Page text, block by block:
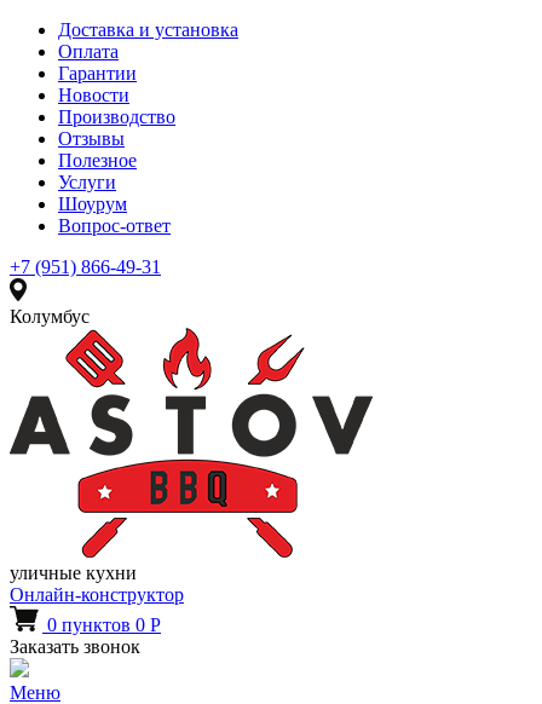
Доставка и установка
Оплата
Гарантии
Новости
Производство
Отзывы
Полезное
Услуги
Шоурум
Вопрос-ответ
+7 (951) 866-49-31
Колумбус
уличные кухни
Онлайн-конструктор
0 пунктов 0 Р
Заказать звонок
Меню